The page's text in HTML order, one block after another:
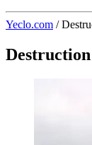
Yeclo.com /